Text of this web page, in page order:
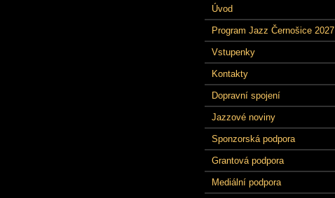
Úvod
Program Jazz Černošice 2027
Vstupenky
Kontakty
Dopravní spojení
Jazzové noviny
Sponzorská podpora
Grantová podpora
Mediální podpora